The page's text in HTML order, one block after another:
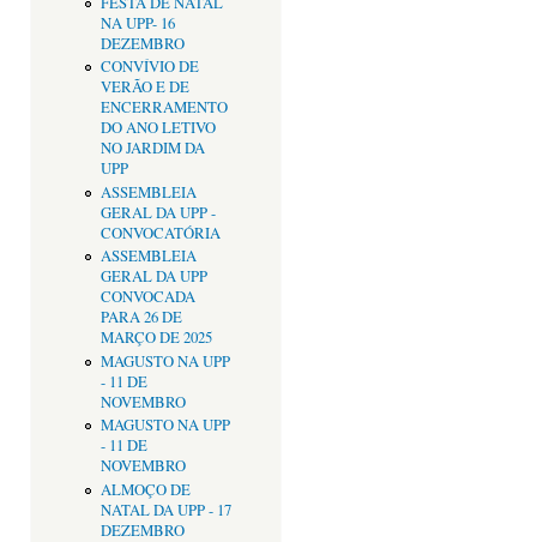
NA UPP- 16
DEZEMBRO
CONVÍVIO DE
VERÃO E DE
ENCERRAMENTO
DO ANO LETIVO
NO JARDIM DA
UPP
ASSEMBLEIA
GERAL DA UPP -
CONVOCATÓRIA
ASSEMBLEIA
GERAL DA UPP
CONVOCADA
PARA 26 DE
MARÇO DE 2025
MAGUSTO NA UPP
- 11 DE
NOVEMBRO
MAGUSTO NA UPP
- 11 DE
NOVEMBRO
ALMOÇO DE
NATAL DA UPP - 17
DEZEMBRO